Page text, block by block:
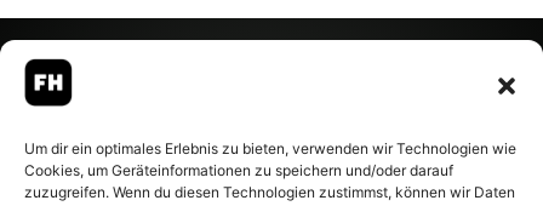
Um dir ein optimales Erlebnis zu bieten, verwenden wir Technologien wie
Cookies, um Geräteinformationen zu speichern und/oder darauf
zuzugreifen. Wenn du diesen Technologien zustimmst, können wir Daten
– Alle rechte vorbehalten.
Fohlen-Hautnah.de ist ein